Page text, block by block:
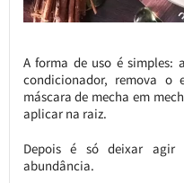
A forma de uso é simples:
condicionador, remova o
máscara de mecha em
aplicar na raiz.
Depois é só deixar
abundância.